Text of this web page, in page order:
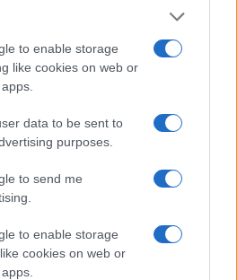
to enable storage
like cookies on web or
data to be sent to
purposes.
to send me
to enable storage
cookies on web or
dólar mientras las criptomonedas